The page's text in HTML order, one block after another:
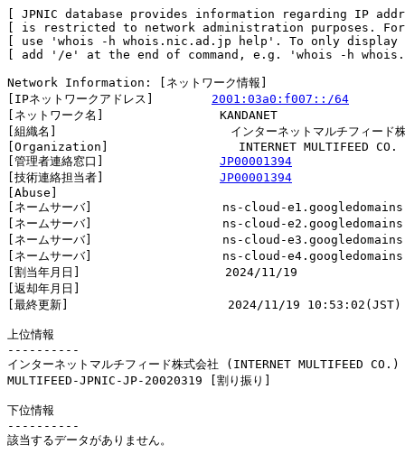
[ JPNIC database provides information regarding IP
[ is restricted to network administration purposes.
[ use 'whois -h whois.nic.ad.jp help'. To only
[ add '/e' at the end of command, e.g. 'whois -h
Network Information: [ネットワーク情報]
[IPネットワークアドレス] 2001:03a0:f007::/64
[ネットワーク名]                KANDANET
[組織名]                        インターネットマルチフィード株
[Organization]                  INTERNET MULTIFEED CO.
[管理者連絡窓口] JP00001394
[技術連絡担当者] JP00001394
[Abuse]
[ネームサーバ]                  ns-cloud-
[ネームサーバ]                  ns-cloud-
[ネームサーバ]                  ns-cloud-
[ネームサーバ]                  ns-cloud-
[割当年月日]                    2024/11/19
[返却年月日]
[最終更新]                      2024/11/19 10:53:02(JST)
上位情報
----------
インターネットマルチフィード株式会社 (INTERNET MULTIFEED CO.)
MULTIFEED-JPNIC-JP-20020319 [割
下位情報
----------
該当するデータがありません。